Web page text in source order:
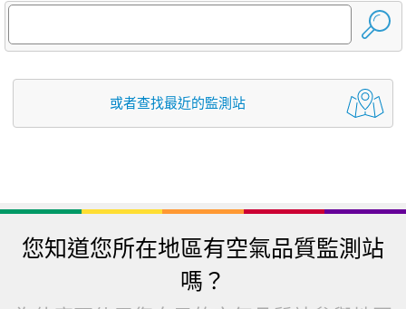
或者查找最近的監測站
您知道您所在地區有空氣品質監測站
嗎？